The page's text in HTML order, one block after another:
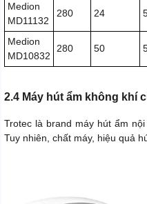
Medion
MD11132
280 24
Medion
MD10832
280 50
2.4 Máy hút ẩm không khí
Trotec là brand máy hút ẩm
Tuy nhiên, chất máy, hiệu quả